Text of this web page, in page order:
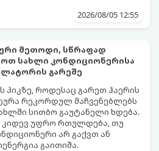
2026/08/05 12:55
მეთოდი, სწრაფად
სახლი კონდიციონერისა
გარეშე
პიკზე, როდესაც გარეთ ჰაერის
რეკორდულ მაჩვენებლებს
სითბო გაუტანელი ხდება.
კიდევ უფრო რთულდება, თუ
არ გაქვთ ან
გაითიშა.